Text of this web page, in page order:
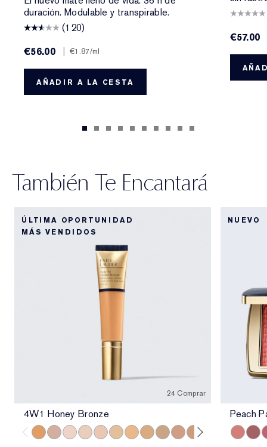
duración. Modulable y transpirable.
(120)
€56.00
| €1.87/ml
AÑADIR A LA CESTA
€57.00
También Te Encantará
ÚLTIMA OPORTUNIDAD
MÁS VENDIDOS
24 Comprar
4W1 Honey Bronze
NUEVO
Peach